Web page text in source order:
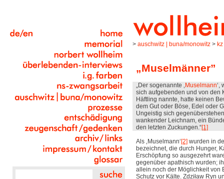
> auschwitz | buna/monowitz >
„Muselmänner”
„Der sogenannte ‚ Muselmann‘,
sich aufgebenden und von den
Häftling nannte, hatte keinen
dem Gut oder Böse, Edel oder
Ungeistig sich
wankender Leichnam, ein
den letzten Zuckungen.“[1]
Als ‚Muselmann‘[2] wurden in
bezeichnet, die durch Hunger,
Erschöpfung so ausgezehrt
gegenüber apathisch wurden;
allein noch der Möglichkeit von
Schutz vor Kälte. Zdziław Ryn